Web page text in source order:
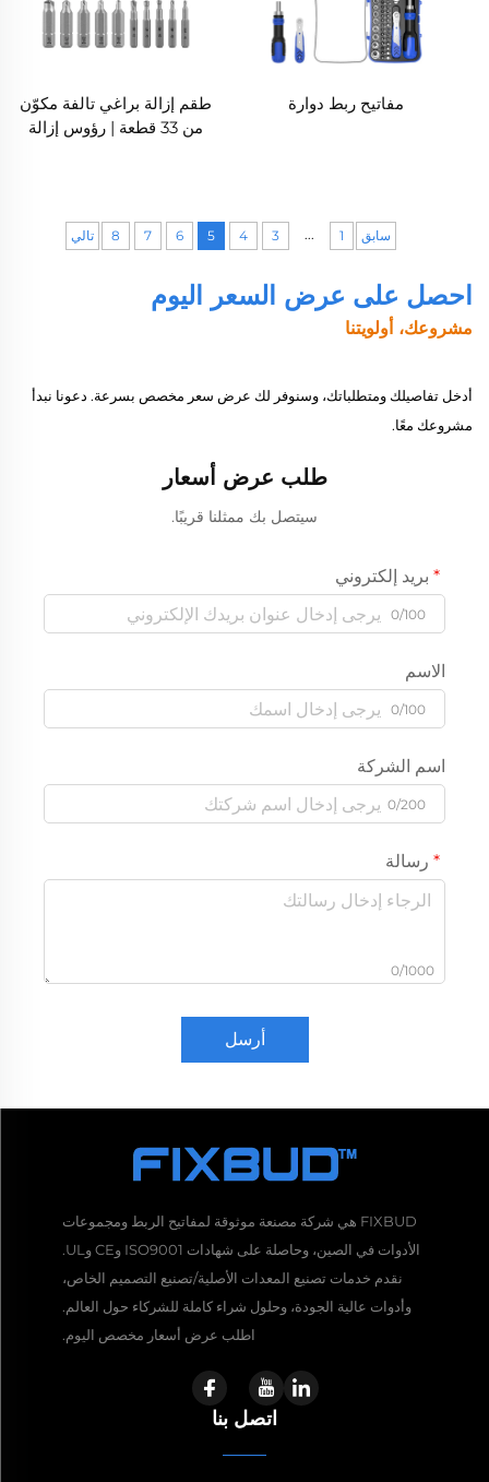
مفاتيح ربط دوارة
طقم إزالة براغي تالفة مكوّن
من 33 قطعة | رؤوس إزالة
سابق 1
...
3
4
5
6
7
8 تالي
احصل على عرض السعر اليوم
مشروعك، أولويتنا
أدخل تفاصيلك ومتطلباتك، وسنوفر لك عرض سعر مخصص بسرعة. دعونا نبدأ
مشروعك معًا.
طلب عرض أسعار
سيتصل بك ممثلنا قريبًا.
بريد إلكتروني
0/100
الاسم
0/100
اسم الشركة
0/200
رسالة
0/1000
أرسل
FIXBUD هي شركة مصنعة موثوقة لمفاتيح الربط ومجموعات
الأدوات في الصين، وحاصلة على شهادات ISO9001 وCE وUL.
نقدم خدمات تصنيع المعدات الأصلية/تصنيع التصميم الخاص،
وأدوات عالية الجودة، وحلول شراء كاملة للشركاء حول العالم.
اطلب عرض أسعار مخصص اليوم.
اتصل بنا